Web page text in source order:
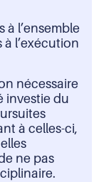
à l’ensemble
à l’exécution
nécessaire
investie du
à celles-ci,
ne pas